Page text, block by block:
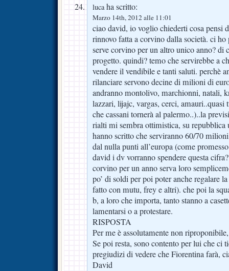
lucaha scritto:
Marzo 14th, 2012 alle 11:01
ciao david, io voglio chiederti cosa pensi
rinnovo fatta a corvino dalla società. ci ho
serve corvino per un altro unico anno? di
progetto. quindi? temo che servirebbe a
vendere il vendibile e tanti saluti. perchè
rilanciare servono decine di milioni di
andranno montolivo, marchionni, natali,
lazzari, lijajc, vargas, cerci, amauri..quasi
che cassani tornerà al palermo..)..la
rialti mi sembra ottimistica, su repubblica
hanno scritto che serviranno 60/70
dal nulla punti all’europa (come
david i dv vorranno spendere questa
corvino per un anno serva loro
po’ di soldi per poi poter anche regalare
fatto con mutu, frey e altri). che poi la
b, a loro che importa, tanto stanno a
lamentarsi o a protestare.
RISPOSTA
Per me è assolutamente non
Se poi resta, sono contento per lui che ci
pregiudizi di vedere che Fiorentina farà,
David